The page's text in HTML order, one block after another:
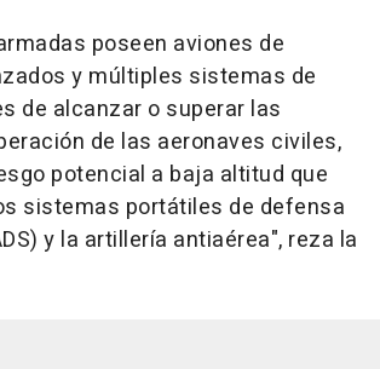
poseen aviones de
y múltiples sistemas de
de alcanzar o superar las
de las aeronaves civiles,
potencial a baja altitud que
sistemas portátiles de defensa
y la artillería antiaérea", reza la